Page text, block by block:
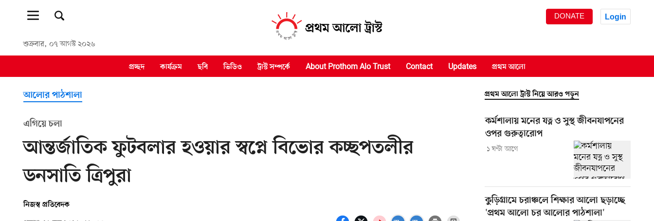
শুক্রবার, ০৭ আগস্ট ২০২৬
DONATE Login
প্রচ্ছদ কার্যক্রম ছবি ভিডিও ট্রাস্ট সম্পর্কে About Prothom Alo Trust Contact Updates প্রথম আলো
আলোর পাঠশালা
এগিয়ে চলা
আন্তর্জাতিক ফুটবলার হওয়ার স্বপ্নে বিভোর কচ্ছপতলীর
ডনসাতি ত্রিপুরা
নিজস্ব প্রতিবেদক
প্রথম আলো ট্রাস্ট নিয়ে আরও পড়ুন
কর্মশালায় মনের যত্ন ও সুস্থ জীবনযাপনের
ওপর গুরুত্বারোপ
১ ঘণ্টা আগে
কুড়িগ্রামে চরাঞ্চলে শিক্ষার আলো ছড়াচ্ছে
'প্রথম আলো চর আলোর পাঠশালা'